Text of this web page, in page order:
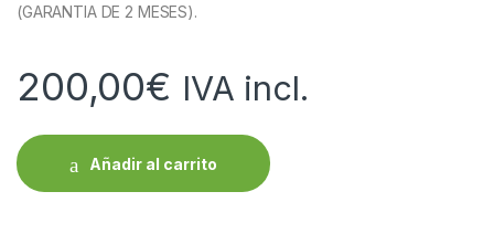
(GARANTIA DE 2 MESES).
200,00€ IVA incl.
Añadir al carrito